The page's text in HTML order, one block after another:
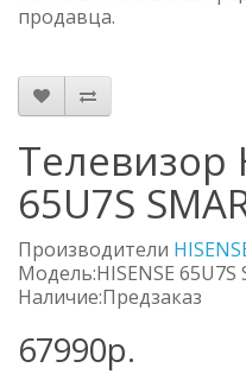
продавца.
Телевизор
65U7S
Производители
Модель:HISENSE 65U7S
Наличие:Предзаказ
67990р.